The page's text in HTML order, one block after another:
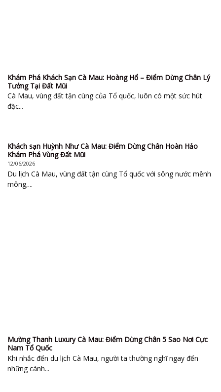
Khám Phá Khách Sạn Cà Mau: Hoàng Hổ – Điểm Dừng Chân Lý
Tưởng Tại Đất Mũi
Cà Mau, vùng đất tận cùng của Tổ quốc, luôn có một sức hút
đặc...
Khách sạn Huỳnh Như Cà Mau: Điểm Dừng Chân Hoàn Hảo
Khám Phá Vùng Đất Mũi
12/06/2026
Du lịch Cà Mau, vùng đất tận cùng Tổ quốc với sông nước mênh
mông,...
Mường Thanh Luxury Cà Mau: Điểm Dừng Chân 5 Sao Nơi Cực
Nam Tổ Quốc
Khi nhắc đến du lịch Cà Mau, người ta thường nghĩ ngay đến
những cánh...